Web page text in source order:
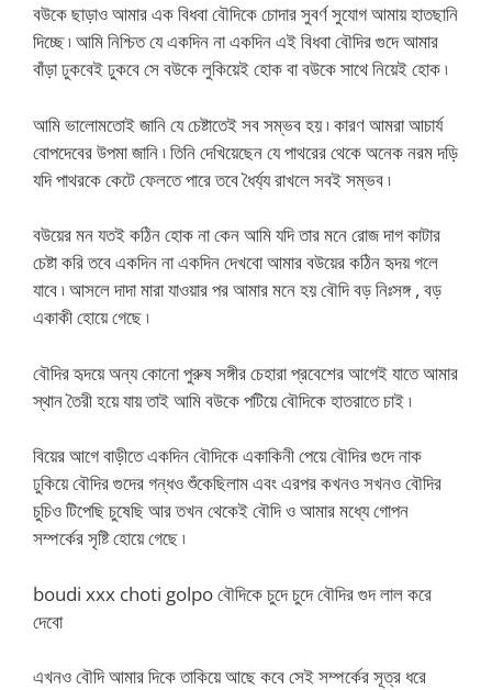
বউকে ছাড়াও আমার এক বিধবা বৌদিকে চোদার সুবর্ণ সুযোগ আমায় হাতছানি
দিচ্ছে ৷ আমি নিশ্চিত যে একদিন না একদিন এই বিধবা বৌদির গুদে আমার
বাঁড়া ঢুকবেই ঢুকবে সে বউকে লুকিয়েই হোক বা বউকে সাথে নিয়েই হোক ৷
আমি ভালোমতোই জানি যে চেষ্টাতেই সব সম্ভব হয় ৷ কারণ আমরা আচার্য
বোপদেবের উপমা জানি ৷ তিনি দেখিয়েছেন যে পাথরের থেকে অনেক নরম দড়ি
যদি পাথরকে কেটে ফেলতে পারে তবে ধৈর্য্য রাখলে সবই সম্ভব ৷
বউয়ের মন যতই কঠিন হোক না কেন আমি যদি তার মনে রোজ দাগ কাটার
চেষ্টা করি তবে একদিন না একদিন দেখবো আমার বউয়ের কঠিন হৃদয় গলে
যাবে ৷ আসলে দাদা মারা যাওয়ার পর আমার মনে হয় বৌদি বড় নিঃসঙ্গ , বড়
একাকী হোয়ে গেছে ৷
বৌদির হৃদয়ে অন্য কোনো পুরুষ সঙ্গীর চেহারা প্রবেশের আগেই যাতে আমার
স্থান তৈরী হয়ে যায় তাই আমি বউকে পটিয়ে বৌদিকে হাতরাতে চাই ৷
বিয়ের আগে বাড়ীতে একদিন বৌদিকে একাকিনী পেয়ে বৌদির গুদে নাক
ঢুকিয়ে বৌদির গুদের গন্ধও শুঁকেছিলাম এবং এরপর কখনও সখনও বৌদির
চুচিও টিপেছি চুষেছি আর তখন থেকেই বৌদি ও আমার মধ্যে গোপন
সম্পর্কের সৃষ্টি হোয়ে গেছে ৷
boudi xxx choti golpo বৌদিকে চুদে চুদে বৌদির গুদ লাল করে
দেবো
এখনও বৌদি আমার দিকে তাকিয়ে আছে কবে সেই সম্পর্কের সূত্র ধরে